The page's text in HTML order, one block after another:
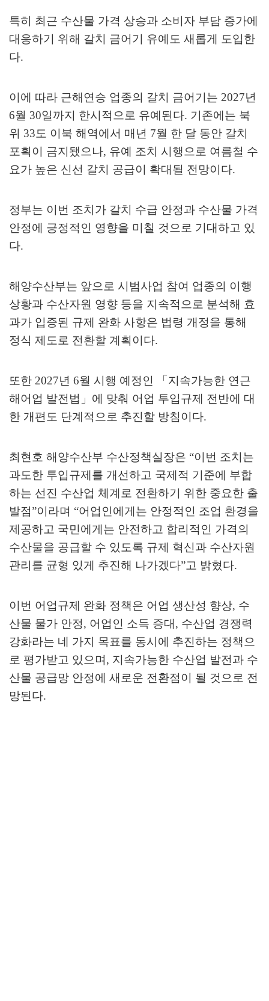
특히 최근 수산물 가격 상승과 소비자 부담 증가에
대응하기 위해 갈치 금어기 유예도 새롭게 도입한
다.
이에 따라 근해연승 업종의 갈치 금어기는 2027년
6월 30일까지 한시적으로 유예된다. 기존에는 북
위 33도 이북 해역에서 매년 7월 한 달 동안 갈치
포획이 금지됐으나, 유예 조치 시행으로 여름철 수
요가 높은 신선 갈치 공급이 확대될 전망이다.
정부는 이번 조치가 갈치 수급 안정과 수산물 가격
안정에 긍정적인 영향을 미칠 것으로 기대하고 있
다.
해양수산부는 앞으로 시범사업 참여 업종의 이행
상황과 수산자원 영향 등을 지속적으로 분석해 효
과가 입증된 규제 완화 사항은 법령 개정을 통해
정식 제도로 전환할 계획이다.
또한 2027년 6월 시행 예정인 「지속가능한 연근
해어업 발전법 」 에 맞춰 어업 투입규제 전반에 대
한 개편도 단계적으로 추진할 방침이다.
최현호 해양수산부 수산정책실장은 “이번 조치는
과도한 투입규제를 개선하고 국제적 기준에 부합
하는 선진 수산업 체계로 전환하기 위한 중요한 출
발점”이라며 “어업인에게는 안정적인 조업 환경을
제공하고 국민에게는 안전하고 합리적인 가격의
수산물을 공급할 수 있도록 규제 혁신과 수산자원
관리를 균형 있게 추진해 나가겠다”고 밝혔다.
이번 어업규제 완화 정책은 어업 생산성 향상, 수
산물 물가 안정, 어업인 소득 증대, 수산업 경쟁력
강화라는 네 가지 목표를 동시에 추진하는 정책으
로 평가받고 있으며, 지속가능한 수산업 발전과 수
산물 공급망 안정에 새로운 전환점이 될 것으로 전
망된다.